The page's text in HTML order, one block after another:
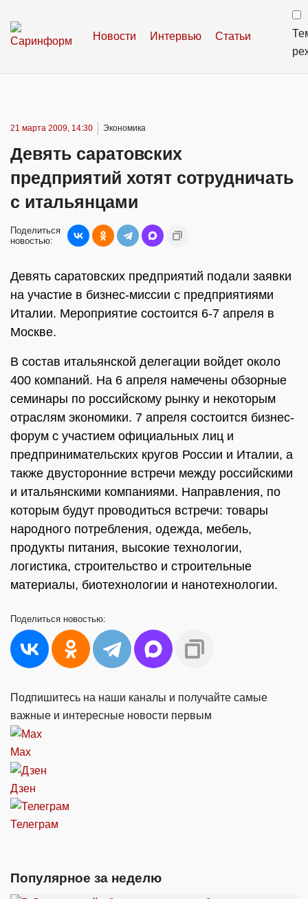
Новости Интервью Статьи
21 марта 2009, 14:30 Экономика
Девять саратовских
предприятий хотят сотрудничать
с итальянцами
Поделиться
новостью:
Девять саратовских предприятий подали заявки
на участие в бизнес-миссии с предприятиями
Италии. Мероприятие состоится 6-7 апреля в
Москве.
В состав итальянской делегации войдет около
400 компаний. На 6 апреля намечены обзорные
семинары по российскому рынку и некоторым
отраслям экономики. 7 апреля состоится бизнес-
форум с участием официальных лиц и
предпринимательских кругов России и Италии, а
также двусторонние встречи между российскими
и итальянскими компаниями. Направления, по
которым будут проводиться встречи: товары
народного потребления, одежда, мебель,
продукты питания, высокие технологии,
логистика, строительство и строительные
материалы, биотехнологии и нанотехнологии.
Поделиться новостью:
Подпишитесь на наши каналы и получайте самые
важные и интересные новости первым
Max
Дзен
Телеграм
Популярное за неделю